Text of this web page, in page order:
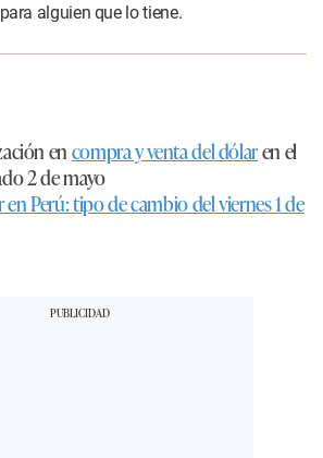
alguien que lo tiene.
encompra y venta del dólaren el
2 de mayo
Perú: tipo de cambio del viernes 1 de